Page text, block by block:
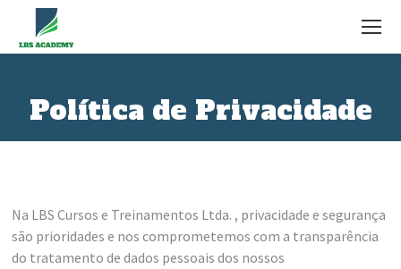
Política de Privacidade
Na LBS Cursos e Treinamentos Ltda. , privacidade e segurança
são prioridades e nos comprometemos com a transparência
do tratamento de dados pessoais dos nossos